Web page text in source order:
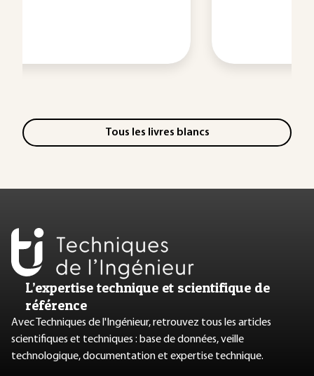
Tous les livres blancs
L’expertise technique et scientifique de
référence
Avec Techniques de l'Ingénieur, retrouvez tous les articles
scientifiques et techniques : base de données, veille
technologique, documentation et expertise technique.